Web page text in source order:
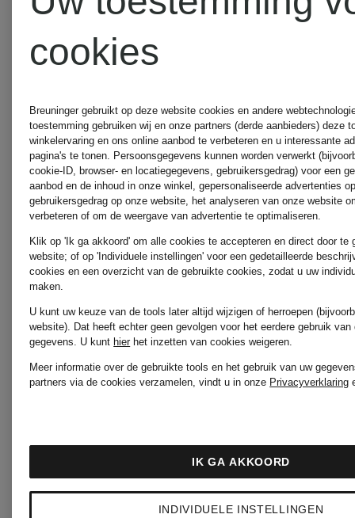
Buena
Vista
Jeans
CAMBIO
Broeken
Chloé
Schoenen
dea
kudibal
monari
monari
NEO
cookies
Breuninger gebruikt op deze website cookies en andere
toestemming gebruiken wij en onze partners (derde aanbieders) deze
winkelervaring en ons online aanbod te verbeteren en u interessante
pagina's te tonen. Persoonsgegevens kunnen worden verwerkt
cookie-ID, browser- en locatiegegevens, gebruikersgedrag) voor een
aanbod en de inhoud in onze winkel, gepersonaliseerde advertenties
gebruikersgedrag op onze website, het analyseren van onze website
verbeteren of om de weergave van advertentie te optimaliseren.
Klik op 'Ik ga akkoord' om alle cookies te accepteren en direct door te
website; of op 'Individuele instellingen' voor een gedetailleerde
cookies en een overzicht van de gebruikte cookies, zodat u uw
maken.
U kunt uw keuze van de tools later altijd wijzigen of herroepen
website). Dat heeft echter geen gevolgen voor het eerdere gebruik van
gegevens. U kunt hierhet inzetten van cookies weigeren.
Meer informatie over de gebruikte tools en het gebruik van uw
partners via de cookies verzamelen, vindt u in onze Privacyverklaring
INDIVIDUELE INSTELLINGEN
IK GA AKKOORD